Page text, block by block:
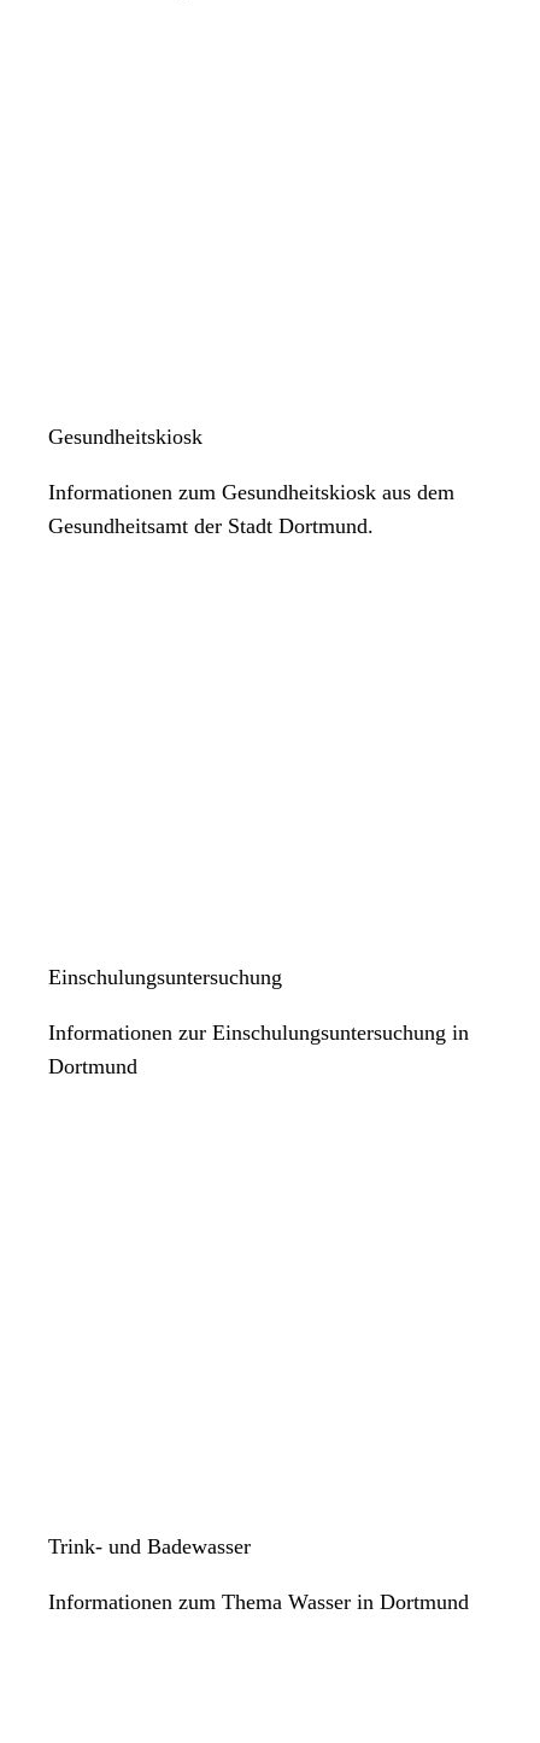
Gesundheitskiosk
Informationen zum Gesundheitskiosk aus dem
Gesundheitsamt der Stadt Dortmund.
Einschulungsuntersuchung
Informationen zur Einschulungsuntersuchung in
Dortmund
Trink- und Badewasser
Informationen zum Thema Wasser in Dortmund